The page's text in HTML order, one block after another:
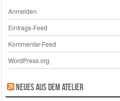
Anmelden
Eintrags-Feed
Kommentar-Feed
WordPress.org
Neues aus dem Atelier